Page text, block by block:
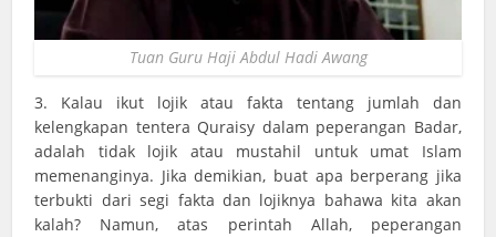
Tuan Guru Haji Abdul Hadi Awang
3. Kalau ikut lojik atau fakta tentang jumlah dan
kelengkapan tentera Quraisy dalam peperangan Badar,
adalah tidak lojik atau mustahil untuk umat Islam
memenanginya. Jika demikian, buat apa berperang jika
terbukti dari segi fakta dan lojiknya bahawa kita akan
kalah? Namun, atas perintah Allah, peperangan